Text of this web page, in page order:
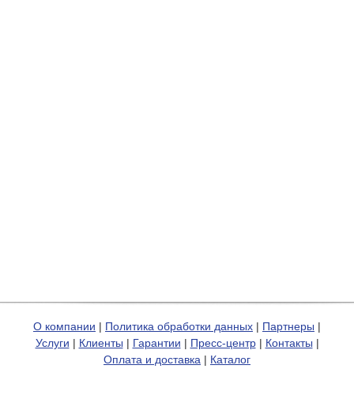
О компании | Политика обработки данных | Партнеры |
Услуги | Клиенты | Гарантии | Пресс-центр| Контакты |
Оплата и доставка | Каталог